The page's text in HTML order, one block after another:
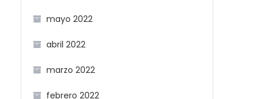
mayo 2022
abril 2022
marzo 2022
febrero 2022